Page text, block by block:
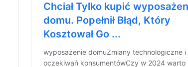
Chciał Tylko kupić
domu. Popełnił Błąd, Który
Kosztował Go ...
wyposażenie domuZmiany technologiczne
oczekiwań konsumentówCzy w 2024 warto